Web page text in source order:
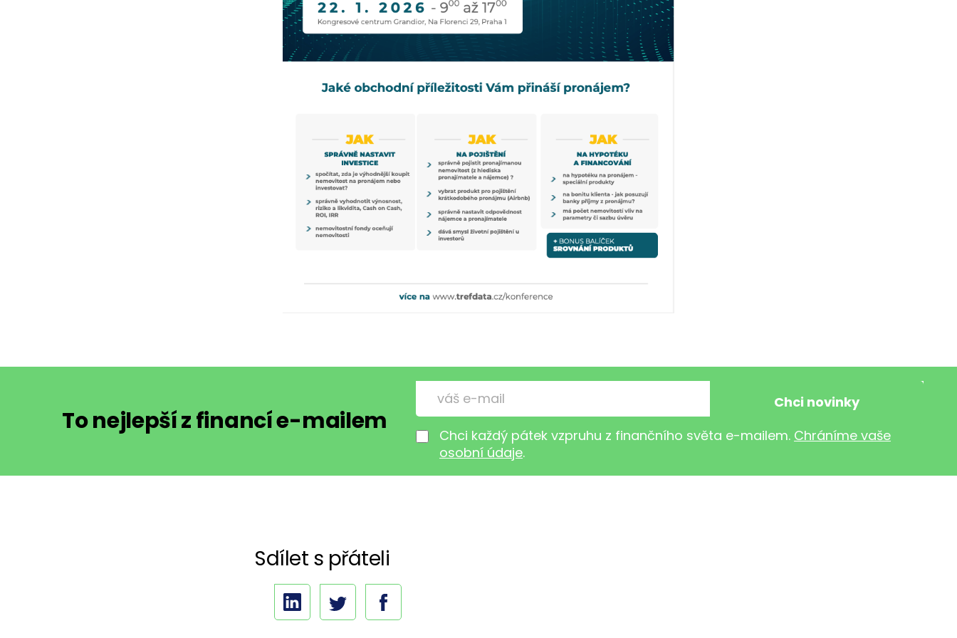
To nejlepší z financí e-mailem Chci každý pátek vzpruhu z finančního světa e-mailem. Chráníme vaše
osobní údaje.
Sdílet s přáteli